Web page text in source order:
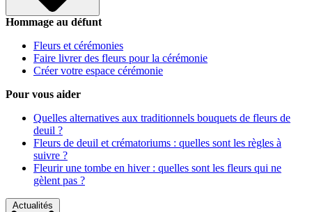
Hommage au défunt
Fleurs et cérémonies
Faire livrer des fleurs pour la cérémonie
Créer votre espace cérémonie
Pour vous aider
Quelles alternatives aux traditionnels bouquets de fleurs de
deuil ?
Fleurs de deuil et crématoriums : quelles sont les règles à
suivre ?
Fleurir une tombe en hiver : quelles sont les fleurs qui ne
gèlent pas ?
Actualités